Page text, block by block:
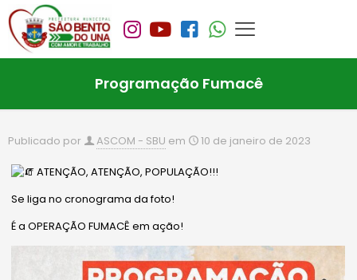
Programação Fumacê
Publicado por ASCOM - SBU em 10 de janeiro de 2023
ATENÇÃO, ATENÇÃO, POPULAÇÃO!!!
Se liga no cronograma da foto!
É a OPERAÇÃO FUMACÊ em ação!